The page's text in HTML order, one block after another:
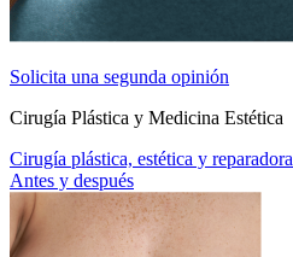
Solicita una segunda opinión
Cirugía Plástica y Medicina Estética
Cirugía plástica, estética y reparadora
Antes y después